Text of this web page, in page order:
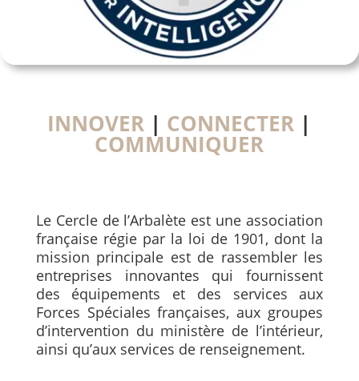
INNOVER | CONNECTER |
COMMUNIQUER
Le Cercle de l’Arbalète est une association
française régie par la loi de 1901, dont la
mission principale est de rassembler les
entreprises innovantes qui fournissent
des équipements et des services aux
Forces Spéciales françaises, aux groupes
d’intervention du ministère de l’intérieur,
ainsi qu’aux services de renseignement.